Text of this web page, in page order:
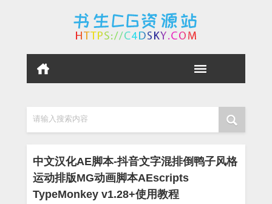
请输入搜索内容
中文汉化AE脚本-抖音文字混排倒鸭子风格
运动排版MG动画脚本AEscripts
TypeMonkey v1.28+使用教程